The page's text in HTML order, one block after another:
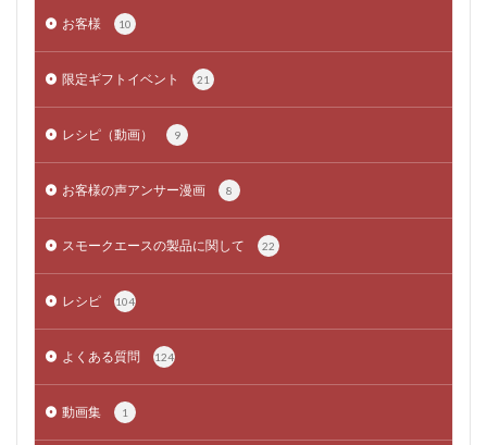
お客様 10
限定ギフトイベント 21
レシピ（動画） 9
お客様の声アンサー漫画 8
スモークエースの製品に関して 22
レシピ 104
よくある質問 124
動画集 1